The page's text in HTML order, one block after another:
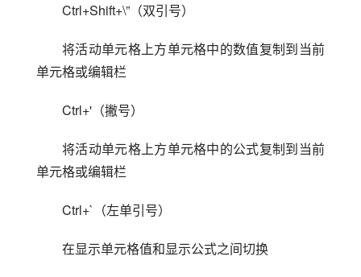
Ctrl+Shift+\”（双引号）
将活动单元格上方单元格中的数值复制到当前
单元格或编辑栏
Ctrl+'（撇号）
将活动单元格上方单元格中的公式复制到当前
单元格或编辑栏
Ctrl+`（左单引号）
在显示单元格值和显示公式之间切换